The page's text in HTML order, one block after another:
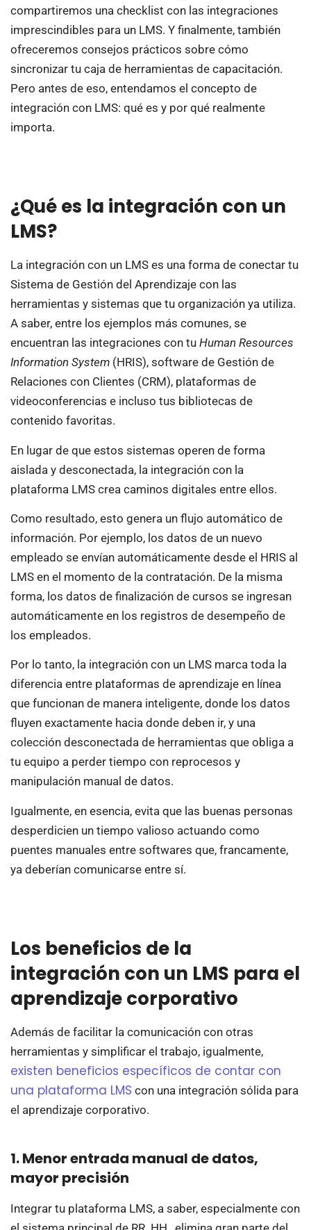
compartiremos una checklist con las integraciones
imprescindibles para un LMS. Y finalmente, también
ofreceremos consejos prácticos sobre cómo
sincronizar tu caja de herramientas de capacitación.
Pero antes de eso, entendamos el concepto de
integración con LMS: qué es y por qué realmente
importa.
¿Qué es la integración con un
LMS?
La integración con un LMS es una forma de conectar tu
Sistema de Gestión del Aprendizaje con las
herramientas y sistemas que tu organización ya utiliza.
A saber, entre los ejemplos más comunes, se
encuentran las integraciones con tu Human Resources
Information System (HRIS), software de Gestión de
Relaciones con Clientes (CRM), plataformas de
videoconferencias e incluso tus bibliotecas de
contenido favoritas.
En lugar de que estos sistemas operen de forma
aislada y desconectada, la integración con la
plataforma LMS crea caminos digitales entre ellos.
Como resultado, esto genera un flujo automático de
información. Por ejemplo, los datos de un nuevo
empleado se envían automáticamente desde el HRIS al
LMS en el momento de la contratación. De la misma
forma, los datos de finalización de cursos se ingresan
automáticamente en los registros de desempeño de
los empleados.
Por lo tanto, la integración con un LMS marca toda la
diferencia entre plataformas de aprendizaje en línea
que funcionan de manera inteligente, donde los datos
fluyen exactamente hacia donde deben ir, y una
colección desconectada de herramientas que obliga a
tu equipo a perder tiempo con reprocesos y
manipulación manual de datos.
Igualmente, en esencia, evita que las buenas personas
desperdicien un tiempo valioso actuando como
puentes manuales entre softwares que, francamente,
ya deberían comunicarse entre sí.
Los beneficios de la
integración con un LMS para el
aprendizaje corporativo
Además de facilitar la comunicación con otras
herramientas y simplificar el trabajo, igualmente,
existen beneficios específicos de contar con
una plataforma LMS con una integración sólida para
el aprendizaje corporativo.
1. Menor entrada manual de datos,
mayor precisión
Integrar tu plataforma LMS, a saber, especialmente con